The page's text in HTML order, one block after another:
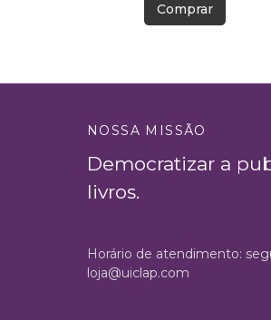
Comprar
NOSSA MISSÃO
Democratizar a
livros.
Horário de atendimento:
loja@uiclap.com